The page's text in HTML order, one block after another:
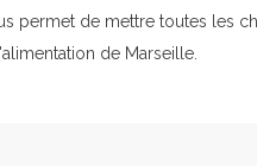
de mettre toutes les
de Marseille.